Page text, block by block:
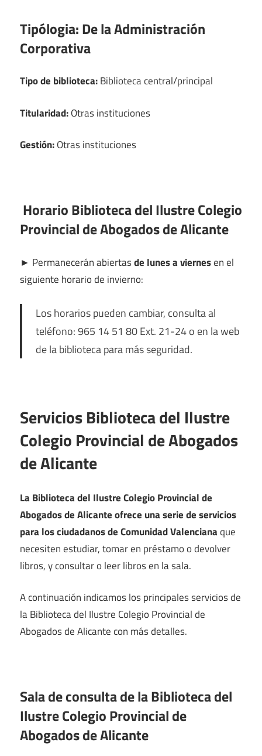
Tipólogia:De la Administración
Corporativa
Tipo de biblioteca:Biblioteca central/principal
Titularidad:Otras instituciones
Gestión:Otras instituciones
Horario Biblioteca del Ilustre Colegio
Provincial de Abogados de Alicante
► Permanecerán abiertasde lunes a viernesen el
siguiente horario de invierno:
Los horarios pueden cambiar, consulta al
teléfono: 965 14 51 80 Ext. 21-24 o en la web
de la biblioteca para más seguridad.
Servicios Biblioteca del Ilustre
Colegio Provincial de Abogados
de Alicante
La Biblioteca del Ilustre Colegio Provincial de
Abogados de Alicante ofrece una serie de servicios
para los ciudadanos de Comunidad Valencianaque
necesiten estudiar, tomar en préstamo o devolver
libros, y consultar o leer libros en la sala.
A continuación indicamos los principales servicios de
la Biblioteca del Ilustre Colegio Provincial de
Abogados de Alicante con más detalles.
Sala de consulta de la Biblioteca del
Ilustre Colegio Provincial de
Abogados de Alicante